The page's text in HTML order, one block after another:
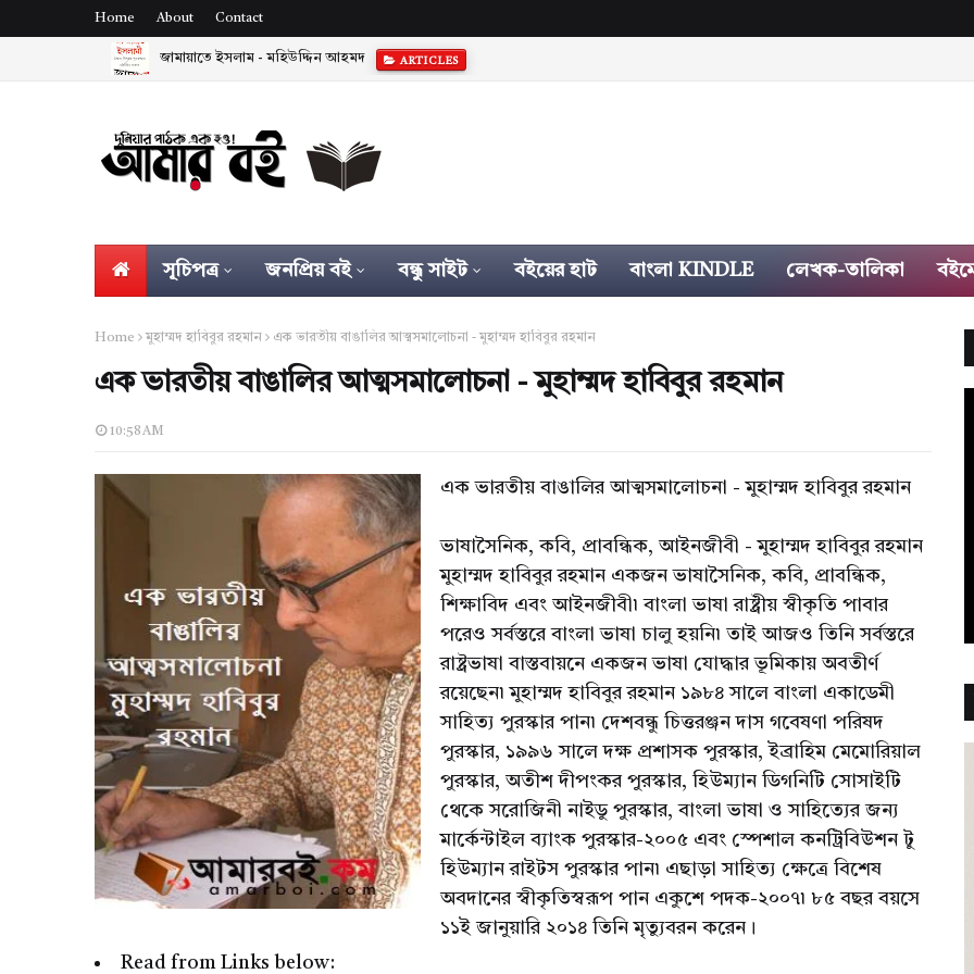
Home About Contact
জামায়াতে ইসলাম - মহিউদ্দিন আহমদ ARTICLES
সূচিপত্র জনপ্রিয় বই বন্ধু সাইট বইয়ের হাট বাংলা KINDLE লেখক-তালিকা
Home মুহাম্মদ হাবিবুর রহমান এক ভারতীয় বাঙালির আত্মসমালোচনা - মুহাম্মদ হাবিবুর রহমান
এক ভারতীয় বাঙালির আত্মসমালোচনা - মুহাম্মদ হাবিবুর রহমান
10:58 AM
এক ভারতীয় বাঙালির আত্মসমালোচনা - মুহাম্মদ হাবিবুর রহমান
ভাষাসৈনিক, কবি, প্রাবন্ধিক, আইনজীবী - মুহাম্মদ হাবিবুর রহমান
মুহাম্মদ হাবিবুর রহমান একজন ভাষাসৈনিক, কবি, প্রাবন্ধিক,
শিক্ষাবিদ এবং আইনজীবী৷ বাংলা ভাষা রাষ্ট্রীয় স্বীকৃতি পাবার
পরেও সর্বস্তরে বাংলা ভাষা চালু হয়নি৷ তাই আজও তিনি সর্বস্তরে
রাষ্ট্রভাষা বাস্তবায়নে একজন ভাষা যোদ্ধার ভূমিকায় অবতীর্ণ
রয়েছেন৷ মুহাম্মদ হাবিবুর রহমান ১৯৮৪ সালে বাংলা একাডেমী
সাহিত্য পুরস্কার পান৷ দেশবন্ধু চিত্তরঞ্জন দাস গবেষণা পরিষদ
পুরস্কার, ১৯৯৬ সালে দক্ষ প্রশাসক পুরস্কার, ইব্রাহিম মেমোরিয়াল
পুরস্কার, অতীশ দীপংকর পুরস্কার, হিউম্যান ডিগনিটি সোসাইটি
থেকে সরোজিনী নাইডু পুরস্কার, বাংলা ভাষা ও সাহিত্যের জন্য
মার্কেন্টাইল ব্যাংক পুরস্কার-২০০৫ এবং স্পেশাল কনট্রিবিউশন টু
হিউম্যান রাইটস পুরস্কার পান৷ এছাড়া সাহিত্য ক্ষেত্রে বিশেষ
অবদানের স্বীকৃতিস্বরূপ পান একুশে পদক-২০০৭৷ ৮৫ বছর বয়সে
১১ই জানুয়ারি ২০১৪ তিনি মৃত্যুবরন করেন।
Read from Links below: